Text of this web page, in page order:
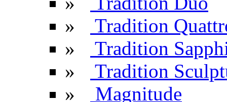
»
Tradition
»
Tradition
»
Tradition
»
Magnitude